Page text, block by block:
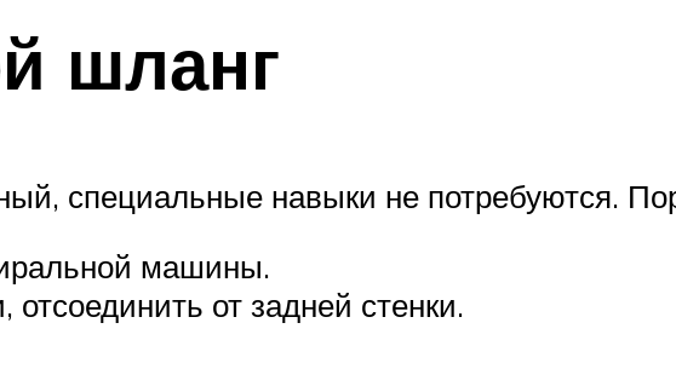
шланг
специальные навыки не потребуются.
машины.
от задней стенки.